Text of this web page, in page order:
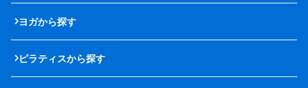
ヨガから探す
ピラティスから探す